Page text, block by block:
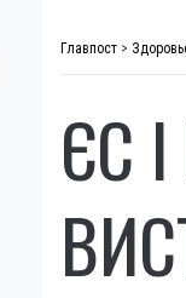
Главпост >
ЄС